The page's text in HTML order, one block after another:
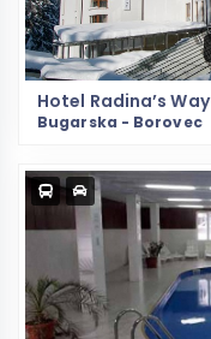
Hotel Radina’s Way
Bugarska - Borovec